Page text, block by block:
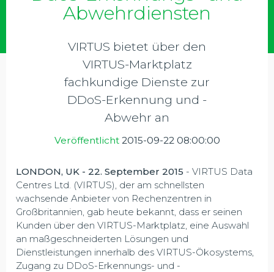
Abwehrdiensten
VIRTUS bietet über den
VIRTUS-Marktplatz
fachkundige Dienste zur
DDoS-Erkennung und -
Abwehr an
Veröffentlicht2015-09-22 08:00:00
LONDON, UK - 22. September 2015 - VIRTUS Data
Centres Ltd. (VIRTUS), der am schnellsten
wachsende Anbieter von Rechenzentren in
Großbritannien, gab heute bekannt, dass er seinen
Kunden über den VIRTUS-Marktplatz, eine Auswahl
an maßgeschneiderten Lösungen und
Dienstleistungen innerhalb des VIRTUS-Ökosystems,
Zugang zu DDoS-Erkennungs- und -